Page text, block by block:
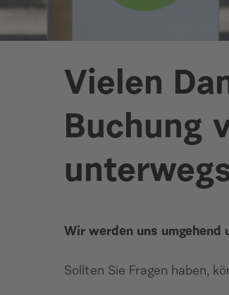
Vielen
Buchung
Wir werden uns umgehend
Sollten Sie Fragen haben,